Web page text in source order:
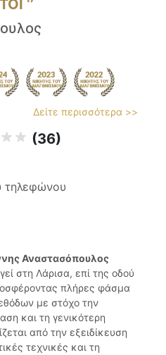
‘’
Δείτε περισσότερα >>
(36)
τηλεφώνου
Αναστασόπουλος
στη Λάρισα, επί της οδού
πλήρες φάσμα
με στόχο την
και τη γενικότερη
από την εξειδίκευση
τεχνικές και τη